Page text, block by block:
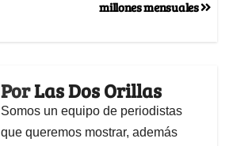
millones mensuales
PorLas Dos Orillas
Somos un equipo de periodistas
que queremos mostrar, además